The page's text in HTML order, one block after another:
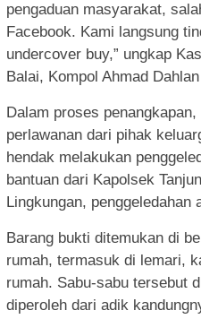
pengaduan masyarakat,
Facebook. Kami langsung
undercover buy,” ungkap
Balai, Kompol Ahmad
Dalam proses
perlawanan dari pihak
hendak melakukan
bantuan dari Kapolsek
Lingkungan,
Barang bukti ditemukan di
rumah, termasuk di lemari,
rumah. Sabu-sabu tersebut
diperoleh dari adik